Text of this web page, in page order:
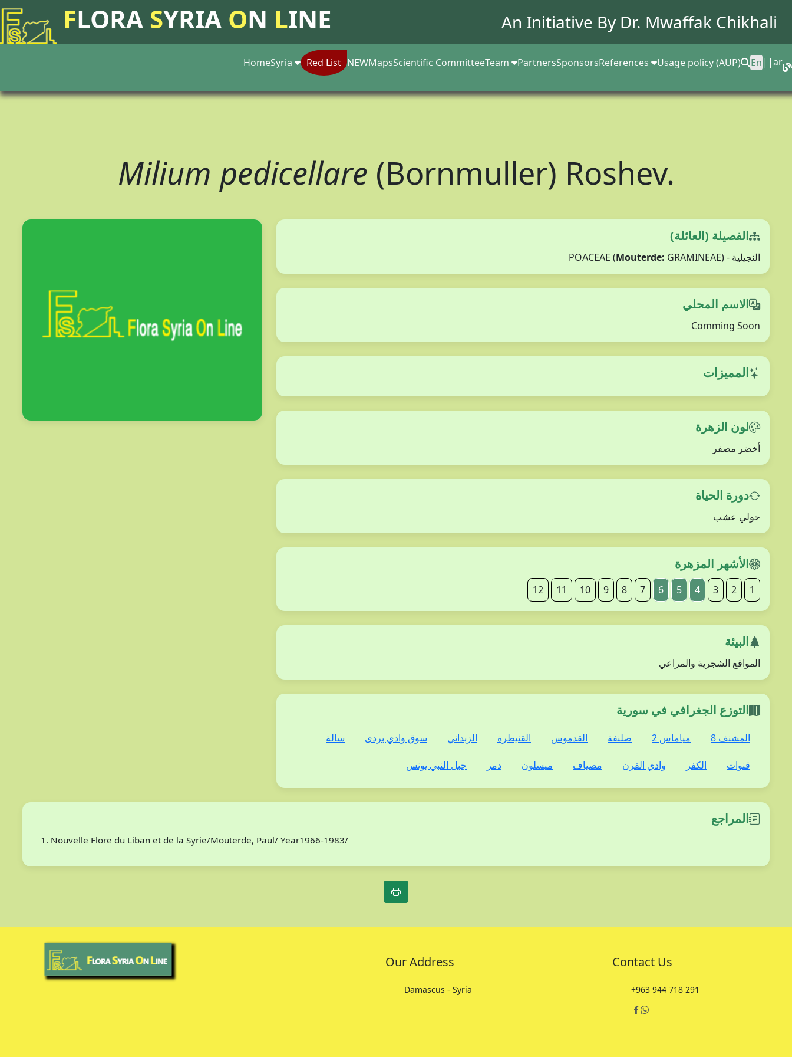
FLORA SYRIA ON LINE An Initiative By Dr. Mwaffak Chikhali
HomeSyria Red List NEWMapsScientific CommitteeTeam PartnersSponsorsReferences Usage policy (AUP) En ||ar
Milium pedicellare (Bornmuller) Roshev.
الفصيلة (العائلة)
النجيلية - POACEAE ( Mouterde: GRAMINEAE)
الاسم المحلي
Comming Soon
المميزات
لون الزهرة
أخضر مصفر
دورة الحياة
حولي عشب
الأشهر المزهرة
1
2
3
4
5
6
7
8
9
10
11
12
البيئة
المواقع الشجرية والمراعي
التوزع الجغرافي في سورية
المشنف 8 مياماس 2 صلنفة القدموس القنيطرة الزبداني سوق وادي بردى سالة
قنوات الكفر وادي القرن مصياف ميسلون دمر جبل النبي يونس
المراجع
Nouvelle Flore du Liban et de la Syrie/Mouterde, Paul/ Year1966-1983/
Our Address
Damascus - Syria
Contact Us
+963 944 718 291